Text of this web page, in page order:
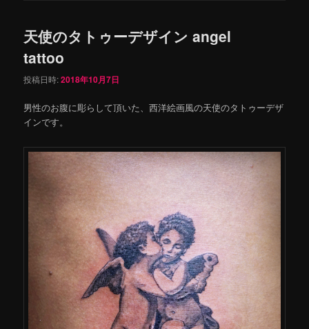
天使のタトゥーデザイン angel
tattoo
投稿日時:2018年10月7日
男性のお腹に彫らして頂いた、西洋絵画風の天使のタトゥーデザ
インです。